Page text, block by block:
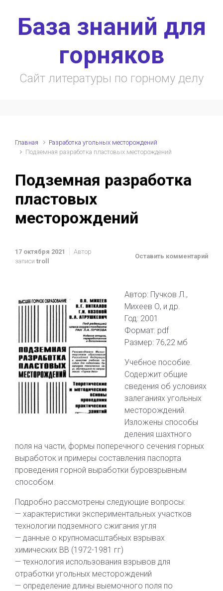
База знаний для
горняков
Сайт литературы по горному делу
Главная
Разработка угольных месторождений
Подземная разработка пластовых месторождений
Подземная разработка
пластовых
месторождений
17 октября 2021
Автор
записи troll
Оставить комментарий
Автор: Пучков Л.,
Михеев О, и др.
Год: 2001
Формат: pdf
Размер: 76,22 мб
Учебное пособие.
Содержит общие
сведения об условиях
залеганиях угольных
месторождений.
Изложены способы
деления шахтного
поля на части, формы поперечного сечения горных
выработок и примеры составления паспорта
проведения горной выработки буровзрывным
способом.
Подробно рассмотрены следующие вопросы:
— характеристики экспериментальных участков
технологии подземного сжигания угля
— данные о крупномасштабных взрывах
химических ВВ (1972-1981 гг)
— технология использования взрывов для
отработки угольных месторождений
— определение длины выемочного поля по